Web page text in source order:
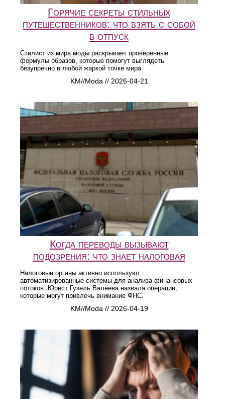
Горячие секреты стильных
путешественников: что взять с собой
в отпуск
Стилист из мира моды раскрывает проверенные
формулы образов, которые помогут выглядеть
безупречно в любой жаркой точке мира.
KM//Moda // 2026-04-21
Когда переводы вызывают
подозрения: что знает налоговая
Налоговые органы активно используют
автоматизированные системы для анализа финансовых
потоков. Юрист Гузель Валеева назвала операции,
которые могут привлечь внимание ФНС.
KM//Moda // 2026-04-19